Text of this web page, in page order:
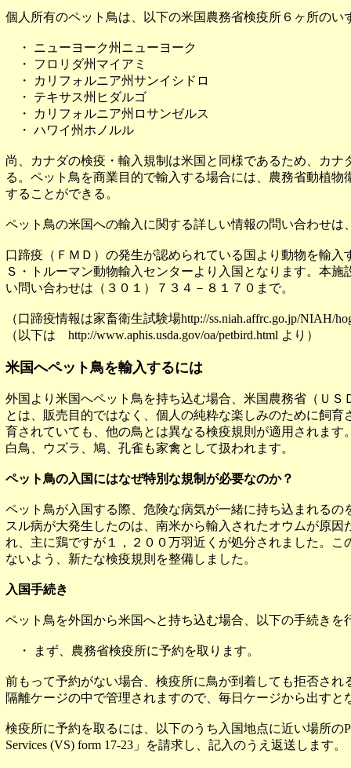
個人所有のペット鳥は、以下の米国農務省検疫所６ヶ所の
・ ニューヨーク州ニューヨーク
・ フロリダ州マイアミ
・ カリフォルニア州サンイシドロ
・ テキサス州ヒダルゴ
・ カリフォルニア州ロサンゼルス
・ ハワイ州ホノルル
尚、カナダの検疫・輸入規制は米国と同様であるため、カ
る。ペット鳥を商業目的で輸入する場合には、農務省動植
することができる。
ペット鳥の米国への輸入に関する詳しい情報の問い合わせ
口蹄疫（ＦＭＤ）の発生が認められている国より動物を輸
Ｓ・トルーマン動物輸入センターより入国となります。本
い問い合わせは（３０１）７３４－８１７０まで。
（口蹄疫情報は家畜衛生試験場http://ss.niah.affrc.go.jp/NIAH/
（以下は http://www.aphis.usda.gov/oa/petbird.html より）
米国へペット鳥を輸入するには
外国より米国へペット鳥を持ち込む場合、米国農務省（Ｕ
とは、販売目的ではなく、個人の純粋な楽しみのために飼
育されていても、他の鳥とは異なる検疫規則が適用されま
白鳥、ウズラ、鳩、孔雀も家禽として扱われます。
ペット鳥の入国にはなぜ特別な規制が必要なのか？
ペット鳥が入国する際、危険な病気が一緒に持ち込まれる
スル病が大発生したのは、南米から輸入されたオウムが原
れ、主に鶏ですが１，２００万羽近くが処分されました。
ないよう、新たな検疫規則を整備しました。
入国手続き
ペット鳥を外国から米国へと持ち込む場合、以下の手続きを
・ まず、農務省検疫所に予約を取ります。
前もって予約がない場合、検疫所に鳥が到着しても拒否さ
隔離ケージの中で管理されますので、毎日ケージから出す
検疫所に予約を取るには、以下のうち入国地点に近い場所の
Services (VS) form 17-23」を請求し、記入のうえ返送します。